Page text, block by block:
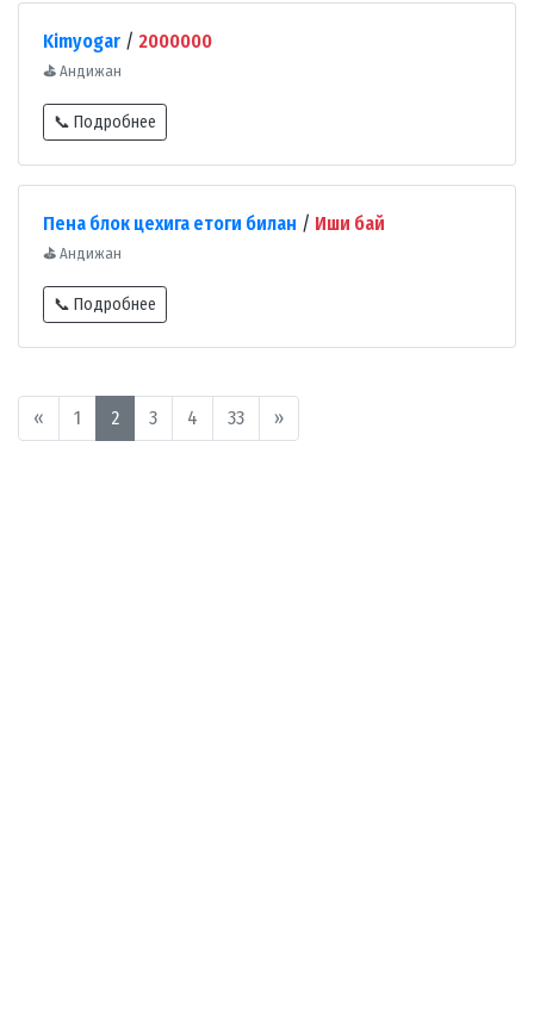
Kimyogar / 2000000
⛳ Андижан
📞 Подробнее
Пена блок цехига етоги билан / Иши бай
⛳ Андижан
📞 Подробнее
« 1 2 3 4 33 »